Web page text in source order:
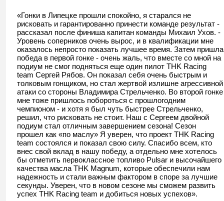
«Гонки в Липецке прошли спокойно, я старался не
рисковать и гарантированно принести команде результат -
рассказал после финиша капитан команды Михаил Ухов. -
Уровень соперников очень вырос, и в квалификации мне
оказалось непросто показать лучшее время. Затем пришла
победа в первой гонке - очень жаль, что вместе со мной на
подиум не смог подняться еще один пилот THK Racing
team Сергей Рябов. Он показал себя очень быстрым и
толковым гонщиком, но стал жертвой излишне агрессивной
атаки со стороны Владимира Стрельченко. Во второй гонке
мне тоже пришлось побороться с прошлогодним
чемпионом - и хотя я был чуть быстрее Стрельченко,
решил, что рисковать не стоит. Наш с Сергеем двойной
подиум стал отличным завершением сезона! Сезон
прошел как «по маслу» Я уверен, что проект THK Racing
team состоялся и показал свою силу. Спасибо всем, кто
внес свой вклад в нашу победу, а отдельно мне хотелось
бы отметить первоклассное топливо Pulsar и высочайшего
качества масла THK Magnum, которые обеспечили нам
надежность и стали важным фактором в споре за лучшие
секунды. Уверен, что в новом сезоне мы сможем развить
успех THK Racing team и добиться новых успехов».